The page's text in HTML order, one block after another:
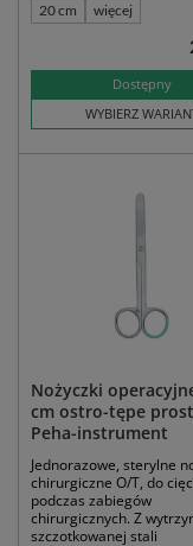
20 cm
więcej
Dostępny
WYBIERZ
Nożyczki
cm ostro-tępe
Peha-instrument
Jednorazowe, sterylne
chirurgiczne O/T, do
podczas zabiegów
chirurgicznych. Z
szczotkowanej stali